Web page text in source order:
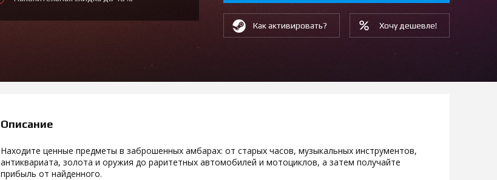
Как активировать? Хочу дешевле!
Описание
Находите ценные предметы в заброшенных амбарах: от старых часов, музыкальных инструментов,
антиквариата, золота и оружия до раритетных автомобилей и мотоциклов, а затем получайте
прибыль от найденного.